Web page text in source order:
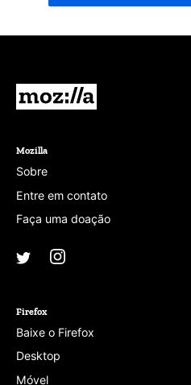
deixá-
Mozilla
Sobre
Entre em contato
Faça uma doação
Twitter
Firefox
Baixe o Firefox
Desktop
Móvel